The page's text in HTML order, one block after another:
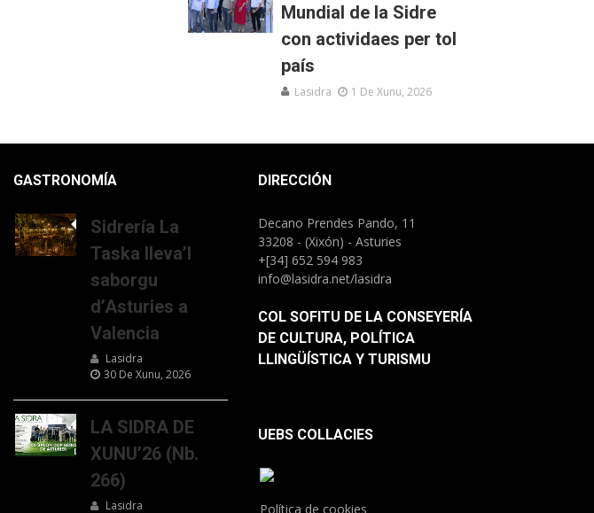
Mundial de la Sidre
con actividaes per tol
país
Lasidra 1 De Xunu, 2026
GASTRONOMÍA
Sidrería La
Taska lleva’l
saborgu
d’Asturies a
Valencia
Lasidra
30 De Xunu, 2026
LA SIDRA DE
XUNU’26 (Nb.
266)
Lasidra
DIRECCIÓN
Decano Prendes Pando, 11
33208 - (Xixón) - Asturies
+[34] 652 594 983
info@lasidra.net/lasidra
COL SOFITU DE LA CONSEYERÍA
DE CULTURA, POLÍTICA
LLINGÜÍSTICA Y TURISMU
UEBS COLLACIES
Política de cookies